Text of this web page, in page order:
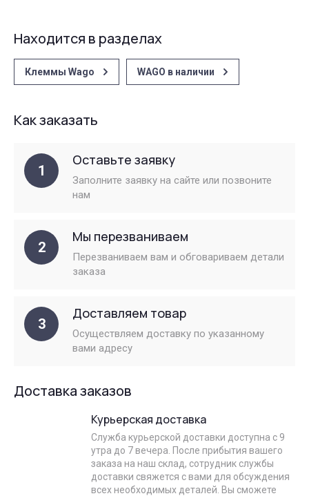
Находится в разделах
Клеммы Wago WAGO в наличии
Как заказать
1
Оставьте заявку
Заполните заявку на сайте или позвоните
нам
2
Мы перезваниваем
Перезваниваем вам и обговариваем детали
заказа
3
Доставляем товар
Осуществляем доставку по указанному
вами адресу
Доставка заказов
Курьерская доставка
Служба курьерской доставки доступна с 9
утра до 7 вечера. После прибытия вашего
заказа на наш склад, сотрудник службы
доставки свяжется с вами для обсуждения
всех необходимых деталей. Вы сможете